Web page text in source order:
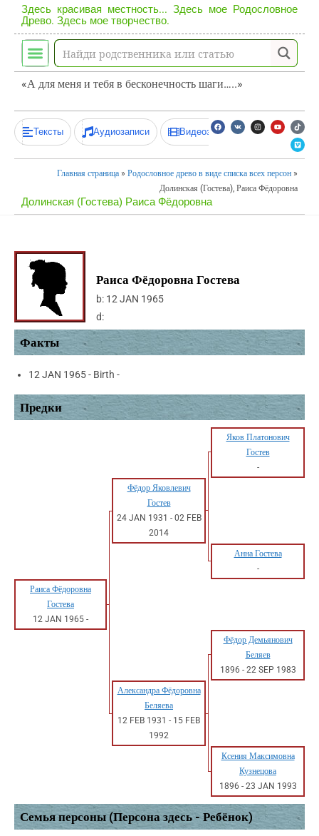
Здесь красивая местность... Здесь мое Родословное
Древо. Здесь мое творчество.
«А для меня и тебя в бесконечность шаги…..»
Тексты Аудиозаписи Видеозаписи
Главная страница » Родословное древо в виде списка всех персон »
Долинская (Гостева), Раиса Фёдоровна
Долинская (Гостева) Раиса Фёдоровна
Раиса Фёдоровна Гостева
b: 12 JAN 1965
d:
Факты
12 JAN 1965 - Birth -
Предки
Яков Платонович
Гостев
-
Фёдор Яковлевич
Гостев
24 JAN 1931 - 02 FEB
2014
Анна Гостева
-
Раиса Фёдоровна
Гостева
12 JAN 1965 -
Фёдор Демьянович
Беляев
1896 - 22 SEP 1983
Александра Фёдоровна
Беляева
12 FEB 1931 - 15 FEB
1992
Ксения Максимовна
Кузнецова
1896 - 23 JAN 1993
Семья персоны (Персона здесь - Ребёнок)